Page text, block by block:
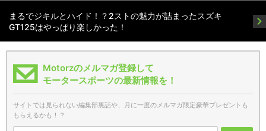
まるでジキルとハイド！？2ストの魅力が詰まったスズキ
GT125はやっぱり楽しかった！
Motorzのメルマガ登録して
モータースポーツの最新情報を！
サイトでは見られない編集部裏話や、月に一度のメルマガ限定豪華プレゼントも
もらえるかも！？